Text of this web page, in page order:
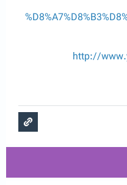
http://